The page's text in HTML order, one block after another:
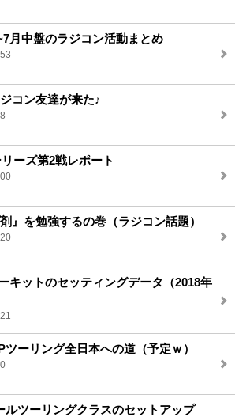
月中盤のラジコン活動まとめ
コン友達が来た♪
ーズ第2戦レポート
剤』を勉強するの巻（ラジコン話題）
キットのセッティングデータ（2018年
ツーリング全日本への道（予定ｗ）
ルツーリングクラスのセットアップ